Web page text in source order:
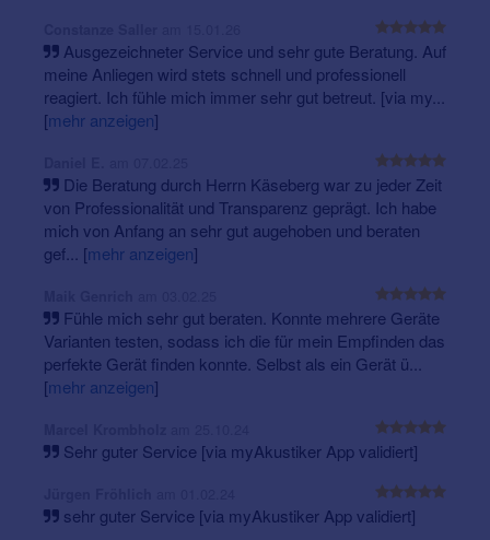
Ausgezeichneter Service und sehr gute Beratung. Auf
meine Anliegen wird stets schnell und professionell
reagiert. Ich fühle mich immer sehr gut betreut. [via my...
[mehr anzeigen]
Die Beratung durch Herrn Käseberg war zu jeder Zeit
von Professionalität und Transparenz geprägt. Ich habe
mich von Anfang an sehr gut augehoben und beraten
gef... [mehr anzeigen]
Fühle mich sehr gut beraten. Konnte mehrere Geräte
Varianten testen, sodass ich die für mein Empfinden das
perfekte Gerät finden konnte. Selbst als ein Gerät ü...
[mehr anzeigen]
Sehr guter Service [via myAkustiker App validiert]
sehr guter Service [via myAkustiker App validiert]